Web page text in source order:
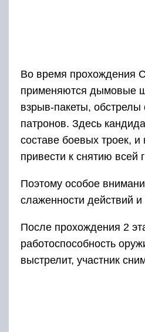
Во время прохождения
применяются дымовые
взрыв-пакеты,
патронов. Здесь
составе боевых троек,
привести к снятию всей
Поэтому особое
слаженности действий
После прохождения 2
работоспособность
выстрелит, участник